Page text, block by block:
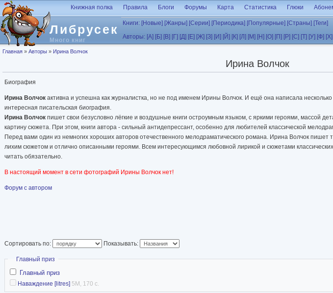
Перейти к основному содержанию
Либрусек
Много книг
Книжная полка Правила Блоги Форумы Карта Статистика Глюки
Книги: [Новые] [Жанры] [Серии] [Периодика] [Популярные] [Страны] [Теги]
Авторы: [А] [Б] [В] [Г] [Д] [Е] [Ж] [З] [И] [Й] [К] [Л] [М] [Н] [О] [П] [Р] [С] [Т] [У] [Ф] [Х]
Вы здесь
Главная » Авторы » Ирина Волчок
Ирина Волчок
Биография
Ирина Волчок активна и успешна как журналистка, но не под именем Ирины Волчок. И ещё она написала
интересная писательская биография.
Ирина Волчок пишет свои безусловно лёгкие и воздушные книги остроумным языком, с яркими героями, массой
картину сюжета. При этом, книги автора - сильный антидепрессант, особенно для любителей классической
Перед вами один из немногих хороших авторов отечественного мелодраматического романа. Ирина Волчок
лихим сюжетом и отлично описанными героями. Всем интересующимся любовной лирикой и сюжетами
читать обязательно.
В настоящий момент в сети фотографий Ирины Волчок нет!
Форум с автором
Сортировать по: Показывать:
Скрыть
Главный приз
Главный приз
Наваждение [litres] 5M, 170 с.